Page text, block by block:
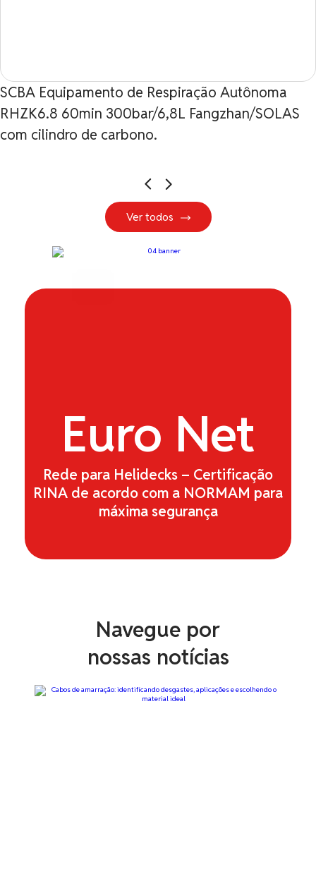
SCBA Equipamento de Respiração Autônoma
RHZK6.8 60min 300bar/6,8L Fangzhan/SOLAS
com cilindro de carbono.
Ver todos
Euro Net
Rede para Helidecks – Certificação
RINA de acordo com a NORMAM para
máxima segurança
Navegue por
nossas notícias